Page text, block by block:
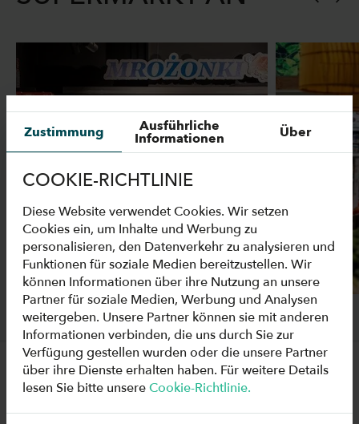
ÄHNLICHE FÄLLE
Zustimmung Ausführliche
Informationen Über
COOKIE-RICHTLINIE
Diese Website verwendet Cookies. Wir setzen
Cookies ein, um Inhalte und Werbung zu
personalisieren, den Datenverkehr zu analysieren und
Funktionen für soziale Medien bereitzustellen. Wir
können Informationen über ihre Nutzung an unsere
Partner für soziale Medien, Werbung und Analysen
weitergeben. Unsere Partner können sie mit anderen
Informationen verbinden, die uns durch Sie zur
Verfügung gestellen wurden oder die unsere Partner
über ihre Dienste erhalten haben. Für weitere Details
lesen Sie bitte unsereCookie-Richtlinie.